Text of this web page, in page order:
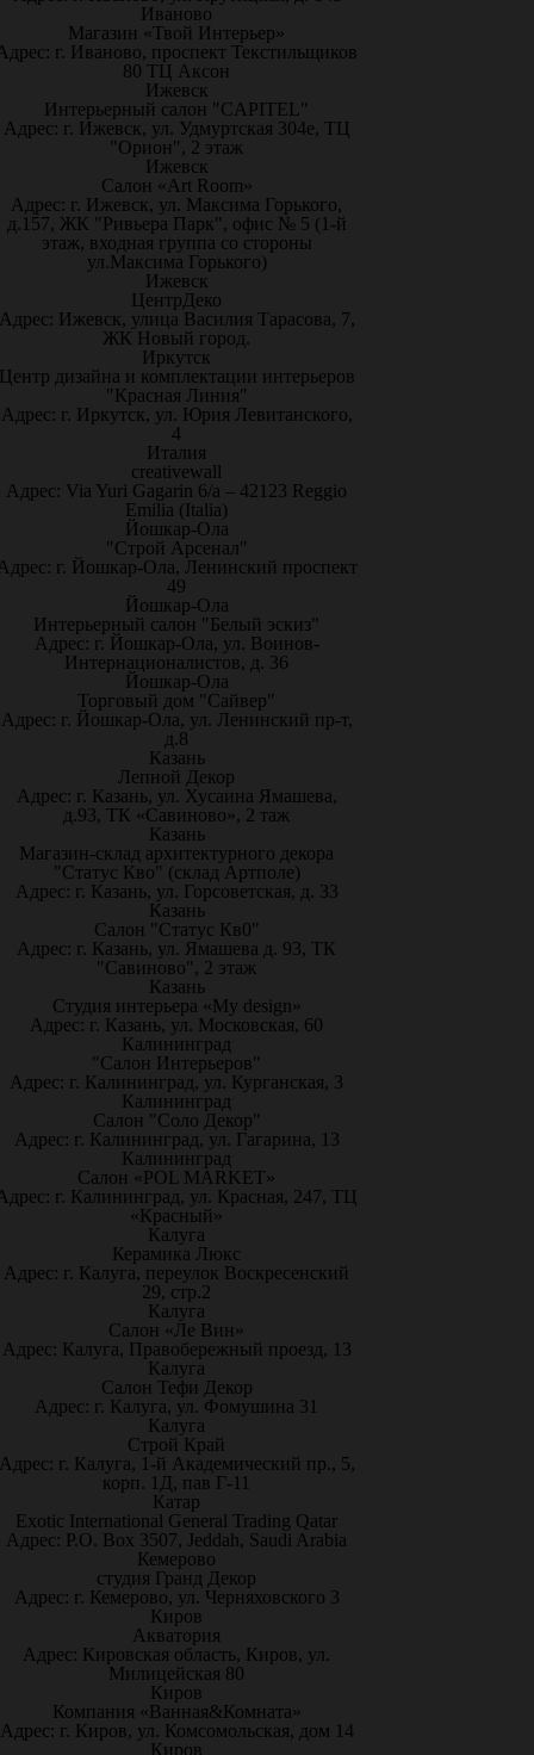
Иваново
Магазин «Твой Интерьер»
г. Иваново, проспект Текстильщиков
80 ТЦ Аксон
Ижевск
Интерьерный салон "CAPITEL"
Адрес: г. Ижевск, ул. Удмуртская 304е, ТЦ
"Орион", 2 этаж
Ижевск
Салон «Art Room»
Адрес: г. Ижевск, ул. Максима Горького,
д.157, ЖК "Ривьера Парк", офис № 5 (1-й
этаж, входная группа со стороны
ул.Максима Горького)
Ижевск
ЦентрДеко
Ижевск, улица Василия Тарасова, 7,
ЖК Новый город.
Иркутск
дизайна и комплектации интерьеров
"Красная Линия"
Адрес: г. Иркутск, ул. Юрия Левитанского,
4
Италия
creativewall
Адрес: Via Yuri Gagarin 6/a – 42123 Reggio
Emilia (Italia)
Йошкар-Ола
"Строй Арсенал"
г. Йошкар-Ола, Ленинский проспект
49
Йошкар-Ола
Интерьерный салон "Белый эскиз"
Адрес: г. Йошкар-Ола, ул. Воинов-
Интернационалистов, д. 36
Йошкар-Ола
Торговый дом "Сайвер"
Адрес: г. Йошкар-Ола, ул. Ленинский пр-т,
д.8
Казань
Лепной Декор
Адрес: г. Казань, ул. Хусаина Ямашева,
д.93, ТК «Савиново», 2 таж
Казань
Магазин-склад архитектурного декора
"Статус Кво" (склад Артполе)
Адрес: г. Казань, ул. Горсоветская, д. 33
Казань
Салон "Статус Кв0"
Адрес: г. Казань, ул. Ямашева д. 93, ТК
"Савиново", 2 этаж
Казань
Студия интерьера «My design»
Адрес: г. Казань, ул. Московская, 60
Калининград
"Салон Интерьеров"
Адрес: г. Калининград, ул. Курганская, 3
Калининград
Салон "Соло Декор"
Адрес: г. Калининград, ул. Гагарина, 13
Калининград
Салон «POL MARKET»
г. Калининград, ул. Красная, 247, ТЦ
«Красный»
Калуга
Керамика Люкс
Адрес: г. Калуга, переулок Воскресенский
29, стр.2
Калуга
Салон «Ле Вин»
Адрес: Калуга, Правобережный проезд, 13
Калуга
Салон Тефи Декор
Адрес: г. Калуга, ул. Фомушина 31
Калуга
Строй Край
г. Калуга, 1-й Академический пр., 5,
корп. 1Д, пав Г-11
Катар
Exotic International General Trading Qatar
Адрес: P.O. Box 3507, Jeddah, Saudi Arabia
Кемерово
студия Гранд Декор
Адрес: г. Кемерово, ул. Черняховского 3
Киров
Акватория
Адрес: Кировская область, Киров, ул.
Милицейская 80
Киров
Компания «Ванная&Комната»
Адрес: г. Киров, ул. Комсомольская, дом 14
Киров